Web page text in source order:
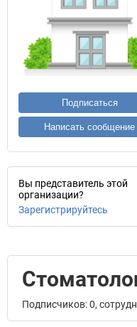
Подписаться
Написать сообщение
Вы представитель этой
организации?
Зарегистрируйтесь
Подписчиков: 0,